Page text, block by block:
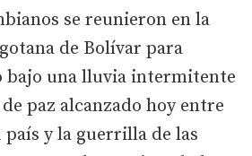
se reunieron en la
de Bolívar para
bajo una lluvia intermitente
paz alcanzado hoy entre
país y la guerrilla de las